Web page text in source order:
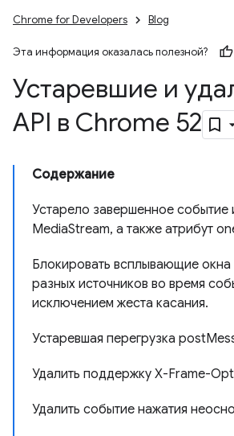
Chrome for Developers Blog
Эта информация оказалась полезной?
Устаревшие и
API в Chrome 52
Содержание
Устарело завершенное событие
MediaStream, а также атрибут
Блокировать всплывающие окна
разных источников во время
исключением жеста касания.
Устаревшая перегрузка
Удалить поддержку X-Frame-
Удалить событие нажатия